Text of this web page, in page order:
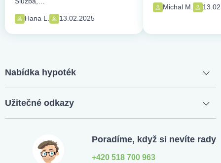
Hana L. 13.02.2025
Michal M.
Nabídka hypoték
Užitečné odkazy
Poradíme, když si nevíte rady
+420 518 700 963